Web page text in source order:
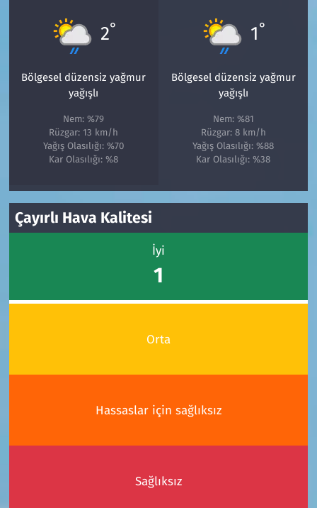
2°
Bölgesel düzensiz yağmur
yağışlı
Nem: %79
Rüzgar: 13 km/h
Yağış Olasılığı: %70
Kar Olasılığı: %8
1°
Bölgesel düzensiz yağmur
yağışlı
Nem: %81
Rüzgar: 8 km/h
Yağış Olasılığı: %88
Kar Olasılığı: %38
Çayırlı Hava Kalitesi
İyi
1
Orta
Hassaslar için sağlıksız
Sağlıksız